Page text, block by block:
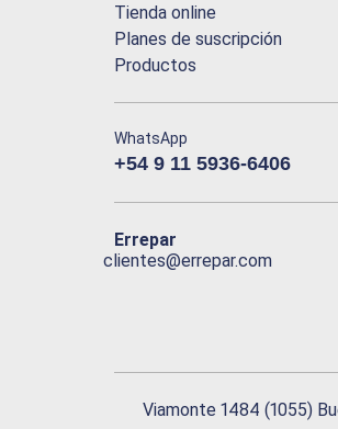
Tienda online
Planes de suscripción
Productos
WhatsApp
+54 9 11 5936-6406
Errepar
clientes@errepar.com
Viamonte 1484 (1055)